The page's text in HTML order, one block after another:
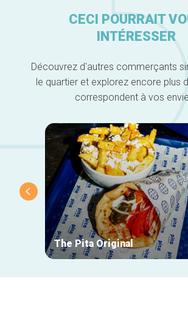
CECI POURRAIT
INTÉRESSER
Découvrez d'autres commerçants
le quartier et explorez encore plus
correspondent à vos
The Pita Original